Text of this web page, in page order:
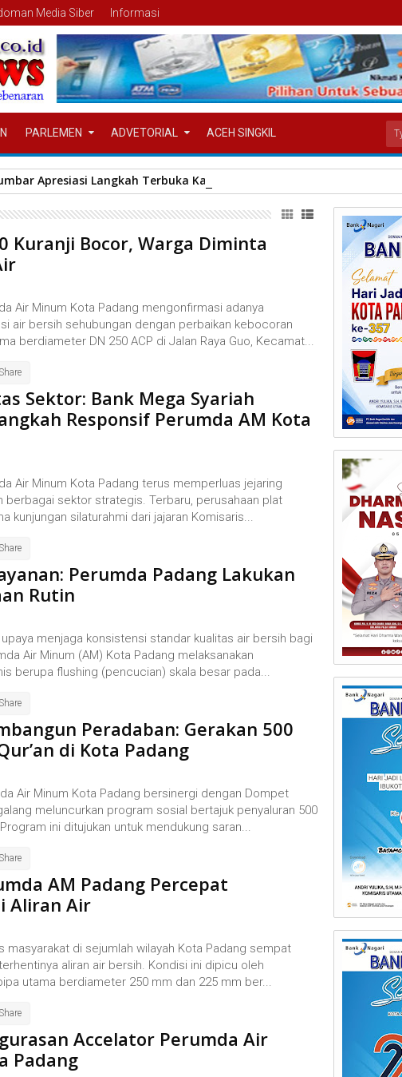
Media Siber Informasi
PARLEMEN ADVETORIAL ACEH SINGKIL
Apresiasi Langkah Terbuka Kapolda Irjen Pol. Djati Wiyoto Abadhy
Kuranji Bocor, Warga Diminta
Air Minum Kota Padang mengonfirmasi adanya
air bersih sehubungan dengan perbaikan kebocoran
berdiameter DN 250 ACP di Jalan Raya Guo, Kecamat...
Sektor: Bank Mega Syariah
Responsif Perumda AM Kota
Air Minum Kota Padang terus memperluas jejaring
berbagai sektor strategis. Terbaru, perusahaan plat
kunjungan silaturahmi dari jajaran Komisaris...
Perumda Padang Lakukan
Rutin
upaya menjaga konsistensi standar kualitas air bersih bagi
Air Minum (AM) Kota Padang melaksanakan
berupa flushing (pencucian) skala besar pada...
Peradaban: Gerakan 500
di Kota Padang
Air Minum Kota Padang bersinergi dengan Dompet
meluncurkan program sosial bertajuk penyaluran 500
Program ini ditujukan untuk mendukung saran...
AM Padang Percepat
Aliran Air
masyarakat di sejumlah wilayah Kota Padang sempat
aliran air bersih. Kondisi ini dipicu oleh
utama berdiameter 250 mm dan 225 mm ber...
Accelator Perumda Air
Padang